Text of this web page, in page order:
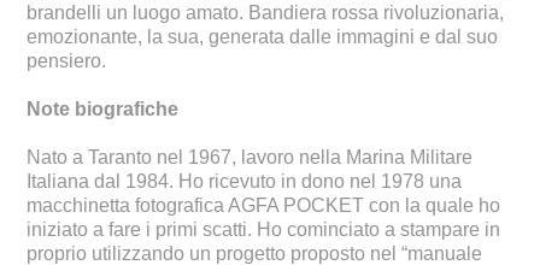
brandelli un luogo amato. Bandiera rossa rivoluzionaria,
emozionante, la sua, generata dalle immagini e dal suo
pensiero.
Note biografiche
Nato a Taranto nel 1967, lavoro nella Marina Militare
Italiana dal 1984. Ho ricevuto in dono nel 1978 una
macchinetta fotografica AGFA POCKET con la quale ho
iniziato a fare i primi scatti. Ho cominciato a stampare in
proprio utilizzando un progetto proposto nel “manuale